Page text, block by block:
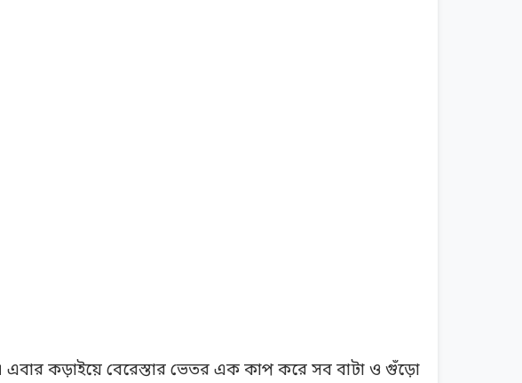
এবার কড়াইয়ে বেরেস্তার ভেতর এক কাপ করে সব বাটা ও গুঁড়ো